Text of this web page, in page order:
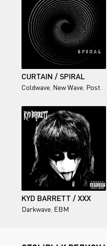
CURTAIN / SPIRAL
Coldwave New Wave Post-Punk
KYD BARRETT / XXX
Darkwave EBM